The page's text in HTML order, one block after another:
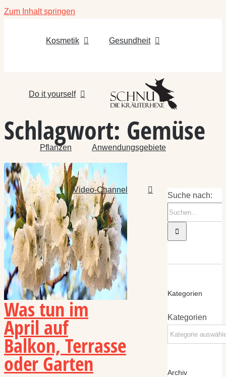
Zum Inhalt springen
Kosmetik Gesundheit
Do it yourself
Pflanzen Anwendungsgebiete
Video-Channel
Schlagwort: Gemüse
Was tun im
April auf
Balkon, Terrasse
oder Garten
Suche nach:
Kategorien
Kategorien
Archiv